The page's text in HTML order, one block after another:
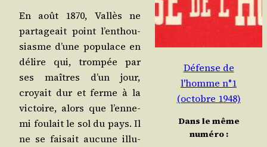
En août 1870, Val­lès ne
par­ta­geait point l’en­thou­
siasme d’une popu­lace en
délire qui, trom­pée par
ses maîtres d’un jour,
croyait dur et ferme à la
vic­toire, alors que l’en­ne­
mi fou­lait le sol du pays. Il
ne se fai­sait aucune illu­
Défense de
l'homme n°1
(octobre 1948)
Dans le même
numéro :